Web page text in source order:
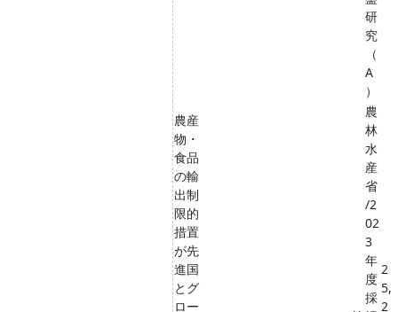
研
究
（
A
）
農産
物・
食品
の輸
出制
限的
措置
が先
進国
とグ
ロー
農
林
水
産
省
/2
02
3
年
度
採
2
5,
2